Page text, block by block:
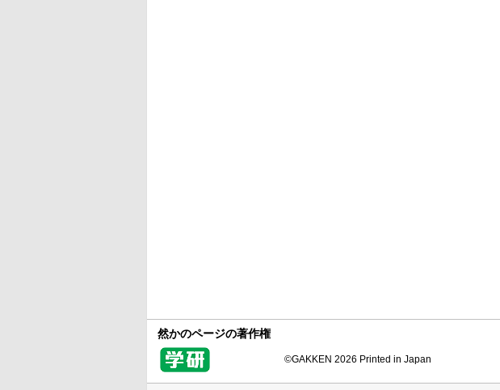
然かのページの著作権
©GAKKEN 2026 Printed in Japan